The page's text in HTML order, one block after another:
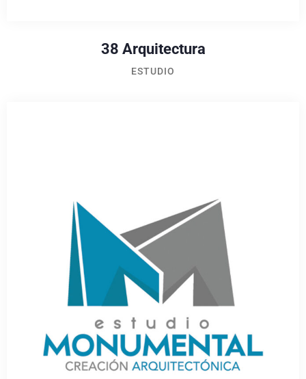
38 Arquitectura
ESTUDIO